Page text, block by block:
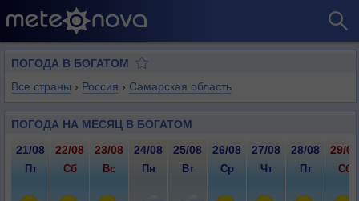
ПОГОДА В БОГАТОМ
Все страны › Россия › Самарская область
ПОГОДА НА МЕСЯЦ В БОГАТОМ
21/08 22/08 23/08 24/08 25/08 26/08 27/08 28/08 29/08
Пт Сб Вс Пн Вт Ср Чт Пт Сб